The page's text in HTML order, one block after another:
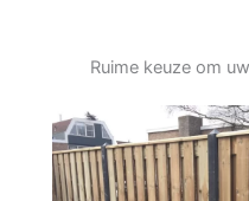
Ruime keuze om